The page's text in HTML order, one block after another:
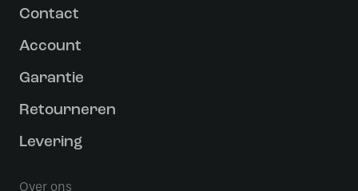
Contact
Account
Garantie
Retourneren
Levering
Over ons